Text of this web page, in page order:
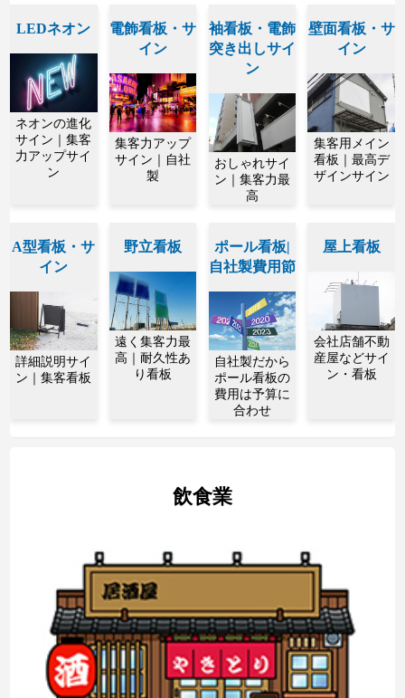
LEDネオン
ネオンの進化
サイン｜集客
力アップサイ
ン
電飾看板・サ
イン
集客力アップ
サイン｜自社
製
袖看板・電飾
突き出しサイ
ン
おしゃれサイ
ン｜集客力最
高
壁面看板・サ
イン
集客用メイン
看板｜最高デ
ザインサイン
A型看板・サ
イン
詳細説明サイ
ン｜集客看板
野立看板
遠く集客力最
高｜耐久性あ
り看板
ポール看板|
自社製費用節
自社製だから
ポール看板の
費用は予算に
合わせ
屋上看板
会社店舗不動
産屋などサイ
ン・看板
飲食業